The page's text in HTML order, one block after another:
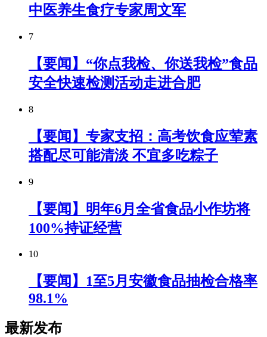
中医养生食疗专家周文军
7
【要闻】“你点我检、你送我检”食品
安全快速检测活动走进合肥
8
【要闻】专家支招：高考饮食应荤素
搭配尽可能清淡 不宜多吃粽子
9
【要闻】明年6月全省食品小作坊将
100%持证经营
10
【要闻】1至5月安徽食品抽检合格率
98.1%
最新发布